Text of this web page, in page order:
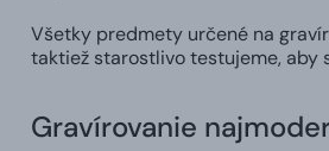
Všetky predmety určené na
taktiež starostlivo testujeme, aby
Gravírovanie